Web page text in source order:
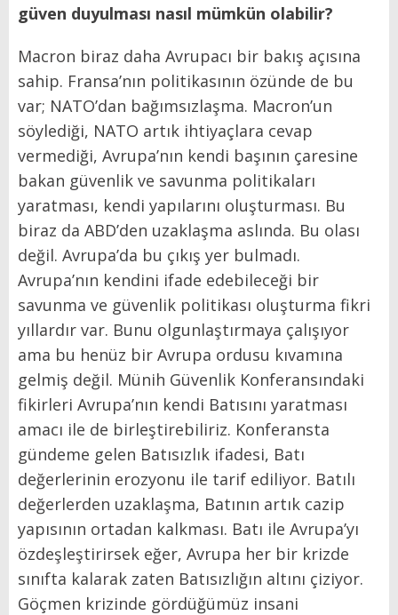
güven duyulması nasıl mümkün olabilir?
Macron biraz daha Avrupacı bir bakış açısına
sahip. Fransa’nın politikasının özünde de bu
var; NATO’dan bağımsızlaşma. Macron’un
söylediği, NATO artık ihtiyaçlara cevap
vermediği, Avrupa’nın kendi başının çaresine
bakan güvenlik ve savunma politikaları
yaratması, kendi yapılarını oluşturması. Bu
biraz da ABD’den uzaklaşma aslında. Bu olası
değil. Avrupa’da bu çıkış yer bulmadı.
Avrupa’nın kendini ifade edebileceği bir
savunma ve güvenlik politikası oluşturma fikri
yıllardır var. Bunu olgunlaştırmaya çalışıyor
ama bu henüz bir Avrupa ordusu kıvamına
gelmiş değil. Münih Güvenlik Konferansındaki
fikirleri Avrupa’nın kendi Batısını yaratması
amacı ile de birleştirebiliriz. Konferansta
gündeme gelen Batısızlık ifadesi, Batı
değerlerinin erozyonu ile tarif ediliyor. Batılı
değerlerden uzaklaşma, Batının artık cazip
yapısının ortadan kalkması. Batı ile Avrupa’yı
özdeşleştirirsek eğer, Avrupa her bir krizde
sınıfta kalarak zaten Batısızlığın altını çiziyor.
Göçmen krizinde gördüğümüz insani